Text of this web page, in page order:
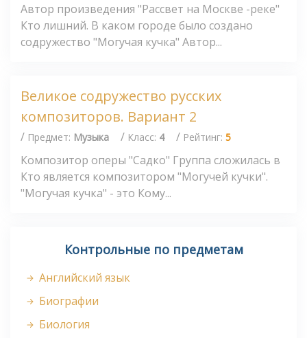
Автор произведения "Рассвет на Москве -реке"
Кто лишний. В каком городе было создано
содружество "Могучая кучка" Автор...
Великое содружество русских
композиторов. Вариант 2
/ Предмет: Музыка / Класс: 4 / Рейтинг: 5
Композитор оперы "Садко" Группа сложилась в
Кто является композитором "Могучей кучки".
"Могучая кучка" - это Кому...
Контрольные по предметам
Английский язык
Биографии
Биология